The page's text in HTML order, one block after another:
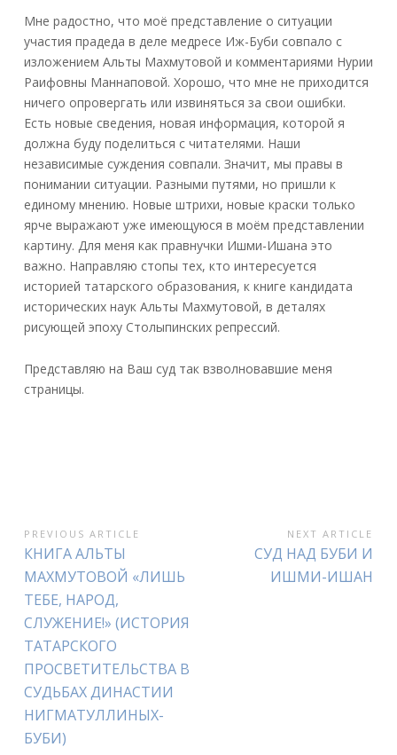
Мне радостно, что моё представление о ситуации
участия прадеда в деле медресе Иж-Буби совпало с
изложением Альты Махмутовой и комментариями Нурии
Раифовны Маннаповой. Хорошо, что мне не приходится
ничего опровергать или извиняться за свои ошибки.
Есть новые сведения, новая информация, которой я
должна буду поделиться с читателями. Наши
независимые суждения совпали. Значит, мы правы в
понимании ситуации. Разными путями, но пришли к
единому мнению. Новые штрихи, новые краски только
ярче выражают уже имеющуюся в моём представлении
картину. Для меня как правнучки Ишми-Ишана это
важно. Направляю стопы тех, кто интересуется
историей татарского образования, к книге кандидата
исторических наук Альты Махмутовой, в деталях
рисующей эпоху Столыпинских репрессий.
Представляю на Ваш суд так взволновавшие меня
страницы.
Н
А
В
И
Г
А
Ц
PREVIOUS ARTICLE
P
r
e
v
o
u
s
A
r
КНИГА АЛЬТЫ
МАХМУТОВОЙ «ЛИШЬ
ТЕБЕ, НАРОД,
СЛУЖЕНИЕ!» (ИСТОРИЯ
ТАТАРСКОГО
ПРОСВЕТИТЕЛЬСТВА В
СУДЬБАХ ДИНАСТИИ
НИГМАТУЛЛИНЫХ-
БУБИ)
NEXT ARTICLE
N
СУД НАД БУБИ И
ИШМИ-ИШАН